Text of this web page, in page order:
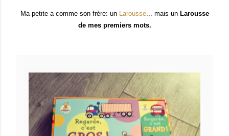
Ma petite a comme son frère: un Larousse... mais un Larousse
de mes premiers mots.